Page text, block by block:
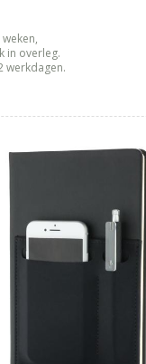
overleg.
werkdagen.